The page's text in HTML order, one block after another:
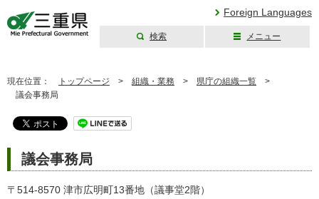
Foreign Languages
検索 メニュー
現在位置： トップページ > 組織・業務 > 県庁の組織一覧 >
議会事務局
議会事務局
〒514-8570 津市広明町13番地（議事堂2階）